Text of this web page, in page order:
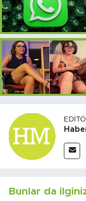
Bunlar da